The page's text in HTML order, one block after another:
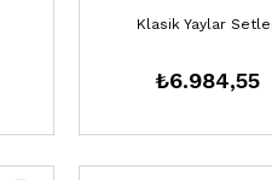
Klasik Yaylar
₺6.984,55